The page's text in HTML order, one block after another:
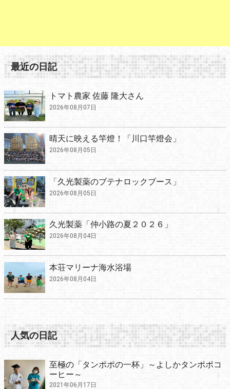
最近の日記
トマト農家 佐藤 隆大さん
2026年08月07日
晴天に映える竿燈！「川口竿燈会」
2026年08月05日
「久光製薬のブテナロックブース」
2026年08月05日
久光製薬「仲小路の夏２０２６」
2026年08月04日
本荘マリーナ海水浴場
2026年08月04日
人気の日記
至極の「タンポポの一杯」～よしかタンポポコ
ーヒー～
2021年06月17日